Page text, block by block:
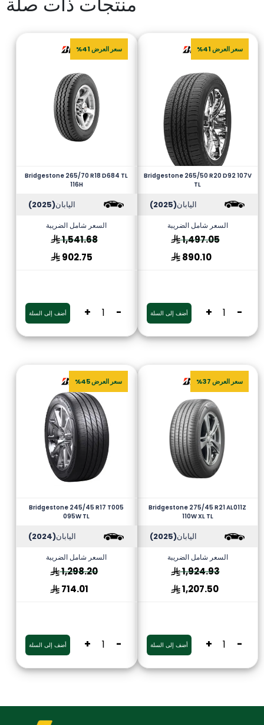
سعر العرض 41%
Bridgestone 265/50 R20 D92 107V
TL
اليابان(2025)
السعر شامل الضريبة
1,497.05
890.10
-
+ أضف إلى السلة
سعر العرض 41%
Bridgestone 265/70 R18 D684 TL
116H
اليابان(2025)
السعر شامل الضريبة
1,541.68
902.75
-
+ أضف إلى السلة
سعر العرض 37%
Bridgestone 275/45 R21 AL011Z
110W XL TL
اليابان(2025)
السعر شامل الضريبة
1,924.93
1,207.50
-
+ أضف إلى السلة
سعر العرض 45%
Bridgestone 245/45 R17 T005
095W TL
اليابان(2024)
السعر شامل الضريبة
1,298.20
714.01
-
+ أضف إلى السلة